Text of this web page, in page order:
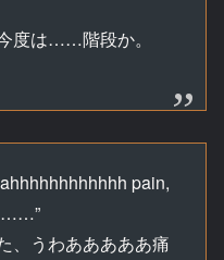
度は……階段か。
pain,
、うわあああああ痛